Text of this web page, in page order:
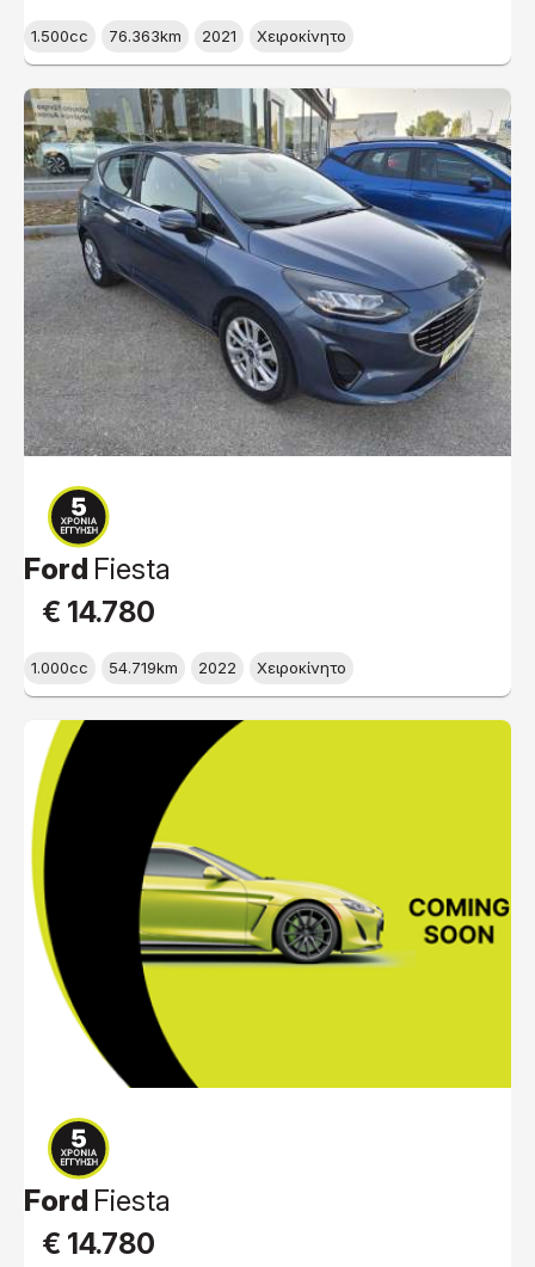
1.500cc 76.363km 2021 Χειροκίνητο
Ford Fiesta
€ 14.780
1.000cc 54.719km 2022 Χειροκίνητο
Ford Fiesta
€ 14.780